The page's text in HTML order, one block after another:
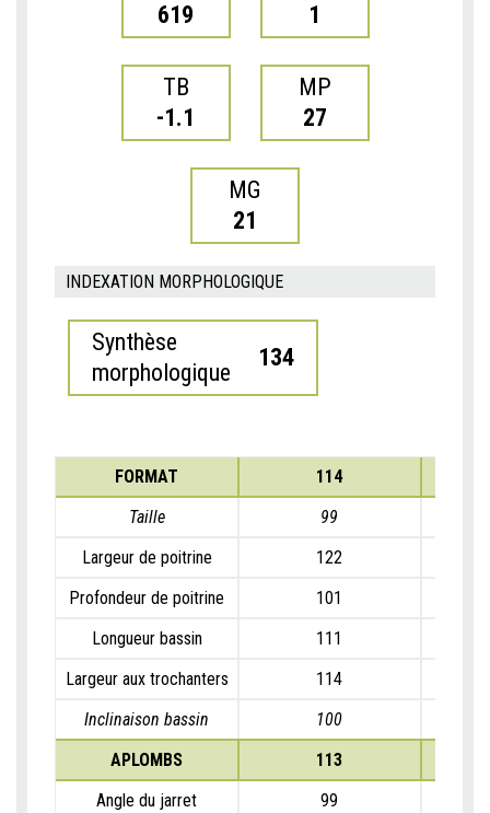
619
1
TB
-1.1
MP
27
MG
21
INDEXATION MORPHOLOGIQUE
Synthèse
morphologique
134
FORMAT
114
Taille
99
Largeur de poitrine
122
Profondeur de poitrine
101
Longueur bassin
111
Largeur aux trochanters
114
Inclinaison bassin
100
APLOMBS
113
Angle du jarret
99